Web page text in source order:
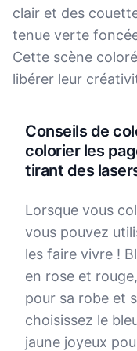
clair et des
tenue verte
Cette scène
libérer leur
Conseils de
colorier les
tirant des
Lorsque vous
vous pouvez
les faire vivre !
en rose et
pour sa robe et
choisissez le
jaune joyeux